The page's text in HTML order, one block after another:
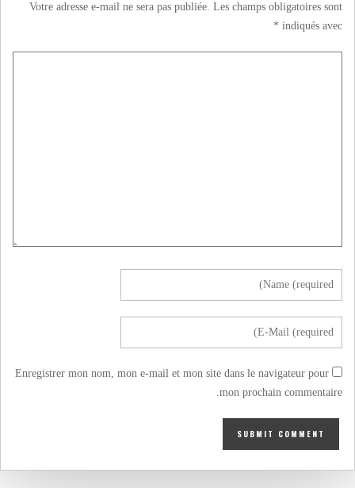
Votre adresse e-mail ne sera pas publiée. Les champs obligatoires sont
indiqués avec
*
Enregistrer mon nom, mon e-mail et mon site dans le navigateur pour
mon prochain commentaire.